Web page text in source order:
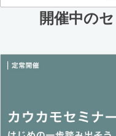
開催中の